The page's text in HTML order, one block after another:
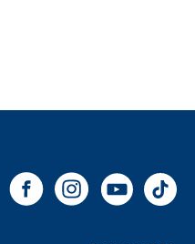
FacebookInstagram
You Tube Tik Tok